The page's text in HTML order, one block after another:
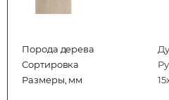
Порода дерева
Сортировка
Размеры, мм